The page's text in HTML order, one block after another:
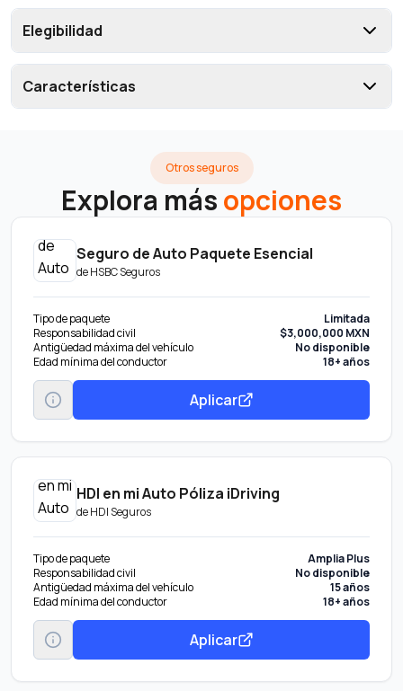
Elegibilidad
Características
Otros seguros
Explora másopciones
Seguro de Auto Paquete Esencial
deHSBC Seguros
Tipo de paquete
Limitada
Responsabilidad civil
$3,000,000 MXN
Antigüedad máxima del vehículo
No disponible
Edad mínima del conductor
18+ años
Aplicar
HDI en mi Auto Póliza iDriving
deHDI Seguros
Tipo de paquete
Amplia Plus
Responsabilidad civil
No disponible
Antigüedad máxima del vehículo
15 años
Edad mínima del conductor
18+ años
Aplicar